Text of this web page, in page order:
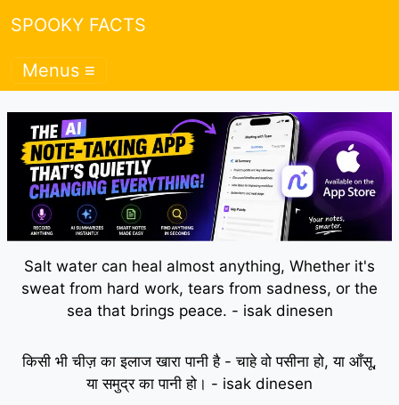
SPOOKY FACTS
Menus ≡
Salt water can heal almost anything, Whether it's
sweat from hard work, tears from sadness, or the
sea that brings peace. - isak dinesen
किसी भी चीज़ का इलाज खारा पानी है - चाहे वो पसीना हो, या आँसू,
या समुद्र का पानी हो। - isak dinesen